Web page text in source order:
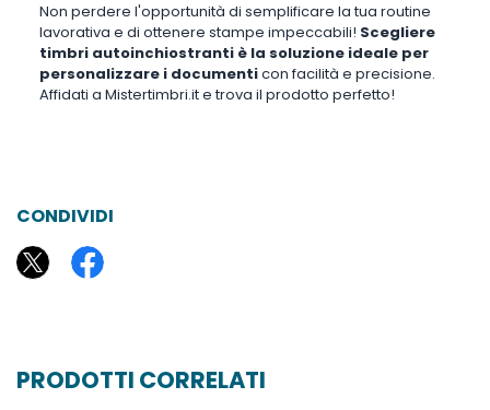
Non perdere l'opportunità di semplificare la tua routine
lavorativa e di ottenere stampe impeccabili! Scegliere
timbri autoinchiostranti è la soluzione ideale per
personalizzare i documenticon facilità e precisione.
Affidati a Mistertimbri.it e trova il prodotto perfetto!
CONDIVIDI
PRODOTTI CORRELATI